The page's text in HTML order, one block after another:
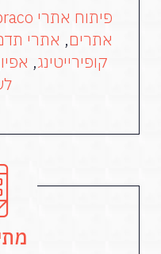
פיתוח אתרי Umbraco
אתרים, אתרי
קופירייטינג,